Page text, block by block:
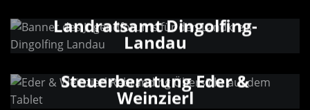
Landratsamt Dingolfing-
Landau
Steuerberatung Eder &
Weinzierl